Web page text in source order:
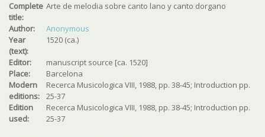
Complete
title:
Arte de melodia sobre canto lano y canto dorgano
Author:
Anonymous
Year
(text):
1520 (ca.)
Editor:
manuscript source [ca. 1520]
Place:
Barcelona
Modern
editions:
Recerca Musicologica VIII, 1988, pp. 38-45; Introduction pp.
25-37
Edition
used:
Recerca Musicologica VIII, 1988, pp. 38-45; Introduction pp.
25-37